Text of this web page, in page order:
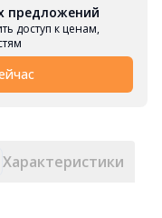
предложений
доступ к ценам,
Характеристики